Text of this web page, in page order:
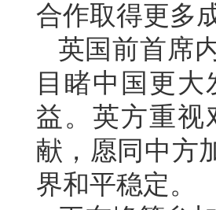
合作取得更多
英国前首席
目睹中国更
益。英方重视
献，愿同中方
界和平稳定。